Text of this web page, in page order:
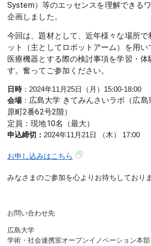
System）等のエッセンスを理解できる
企画しました。
今回は、題材として、近年様々な場所で
ット（主としてロボットアーム）を用い
医療機器とする際の検討事項を学習・体
す。奮ってご参加ください。
日時： 2024年11月25日（月）15:00-18:00
会場： 広島大学 きてみんさいラボ（広
原町2番62号2階）
定員：現地10名（最大）
申込締切： 2024年11月21日 （木） 17:00
お申し込みはこちら
みなさまのご参加を心よりお待ちしておりま
お問い合わせ先
広島大学
学術・社会連携室オープンイノベーション本部